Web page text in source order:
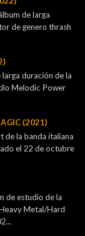
de larga
de genero thrash
duración de la
Melodic Power
(2021)
de la banda italiana
el 22 de octubre
de estudio de la
Metal/Hard